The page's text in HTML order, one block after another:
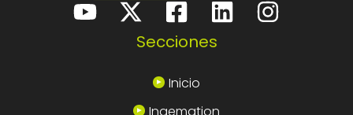
Secciones
Inicio